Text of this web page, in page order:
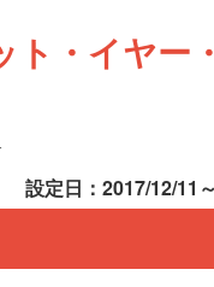
ト・イヤー
設定日：2017/12/11～